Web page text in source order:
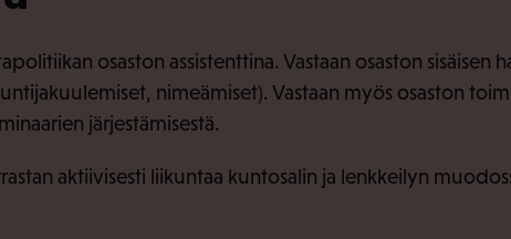
osaston assistenttina. Vastaan osaston sisäisen
nimeämiset). Vastaan myös osaston
järjestämisestä.
aktiivisesti liikuntaa kuntosalin ja lenkkeilyn